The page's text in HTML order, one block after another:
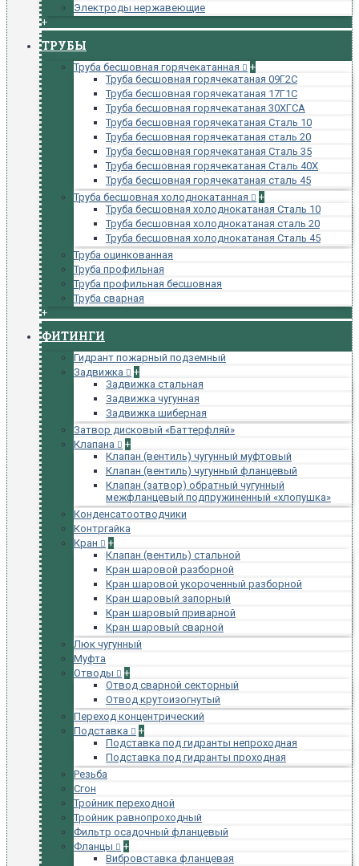
Электроды нержавеющие
+
ТРУБЫ
Труба бесшовная горячекатанная
+
Труба бесшовная горячекатаная 09Г2С
Труба бесшовная горячекатаная 17Г1С
Труба бесшовная горячекатаная 30ХГСА
Труба бесшовная горячекатаная Сталь 10
Труба бесшовная горячекатаная сталь 20
Труба бесшовная горячекатаная Сталь 35
Труба бесшовная горячекатаная Сталь 40Х
Труба бесшовная горячекатаная сталь 45
Труба бесшовная холоднокатанная
+
Труба бесшовная холоднокатаная Сталь 10
Труба бесшовная холоднокатаная сталь 20
Труба бесшовная холоднокатаная Сталь 45
Труба оцинкованная
Труба профильная
Труба профильная бесшовная
Труба сварная
+
ФИТИНГИ
Гидрант пожарный подземный
Задвижка
+
Задвижка стальная
Задвижка чугунная
Задвижка шиберная
Затвор дисковый «Баттерфляй»
Клапана
+
Клапан (вентиль) чугунный муфтовый
Клапан (вентиль) чугунный фланцевый
Клапан (затвор) обратный чугунный
межфланцевый подпружиненный «хлопушка»
Конденсатоотводчики
Контргайка
Кран
+
Клапан (вентиль) стальной
Кран шаровой разборной
Кран шаровой укороченный разборной
Кран шаровый запорный
Кран шаровый приварной
Кран шаровый сварной
Люк чугунный
Муфта
Отводы
+
Отвод сварной секторный
Отвод крутоизогнутый
Переход концентрический
Подставка
+
Подставка под гидранты непроходная
Подставка под гидранты проходная
Резьба
Сгон
Тройник переходной
Тройник равнопроходный
Фильтр осадочный фланцевый
Фланцы
+
Вибровставка фланцевая